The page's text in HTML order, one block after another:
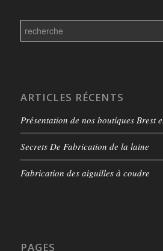
Search
for:
ARTICLES RÉCENTS
Présentation de nos boutiques Brest
Secrets De Fabrication de la laine
Fabrication des aiguilles à coudre
PAGES